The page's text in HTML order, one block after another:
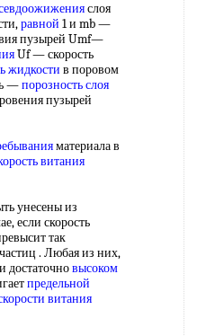
слоя
равной 1 и mb —
пузырей Umf—
Uf — скорость
жидкости в поровом
—порозность слоя
пузырей
материала в
витания
унесены из
если скорость
так
. Любая из них,
достаточновысоком
предельной
витания